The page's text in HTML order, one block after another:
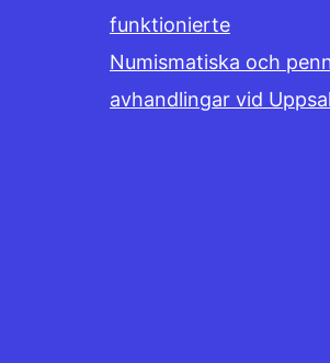
funktionierte
Numismatiska och
avhandlingar vid